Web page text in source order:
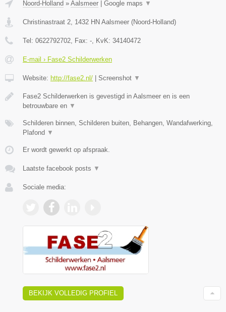
Noord-Holland » Aalsmeer Google maps ▼
Christinastraat 2 1432 HN Aalsmeer (Noord-Holland)
Tel: 0622792702 , Fax: - , KvK: 34140472
E-mail › Fase2 Schilderwerken
Website: http://fase2.nl/ Screenshot ▼
Fase2 Schilderwerken is gevestigd in Aalsmeer en is een
betrouwbare en ▼
Schilderen binnen, Schilderen buiten, Behangen, Wandafwerking,
Plafond ▼
Er wordt gewerkt op afspraak.
Laatste facebook posts ▼
Sociale media:
BEKIJK VOLLEDIG PROFIEL